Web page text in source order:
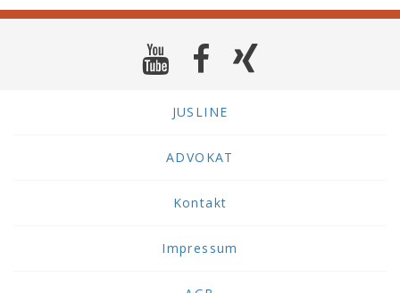
JUSLINE
ADVOKAT
Kontakt
Impressum